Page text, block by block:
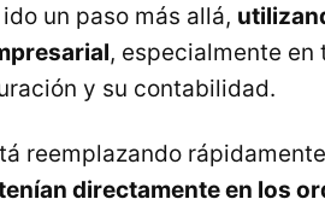
un paso más allá,
, especialmente en
y su contabilidad.
reemplazando
directamente en los